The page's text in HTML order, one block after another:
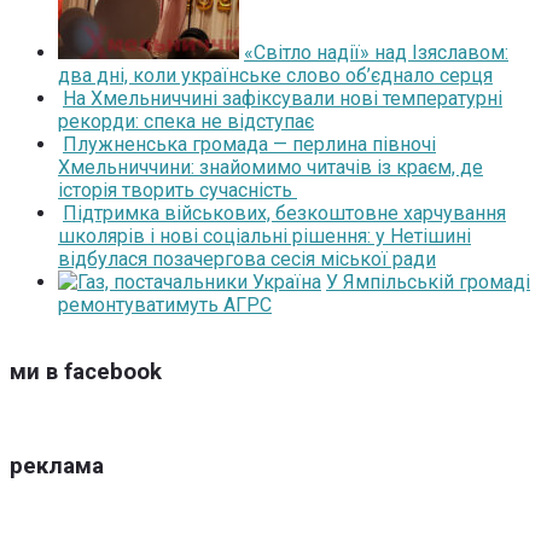
«Світло надії» над Ізяславом:
два дні, коли українське слово об’єднало серця
На Хмельниччині зафіксували нові температурні
рекорди: спека не відступає
Плужненська громада — перлина півночі
Хмельниччини: знайомимо читачів із краєм, де
історія творить сучасність
Підтримка військових, безкоштовне харчування
школярів і нові соціальні рішення: у Нетішині
відбулася позачергова сесія міської ради
У Ямпільській громаді
ремонтуватимуть АГРС
ми в facebook
реклама